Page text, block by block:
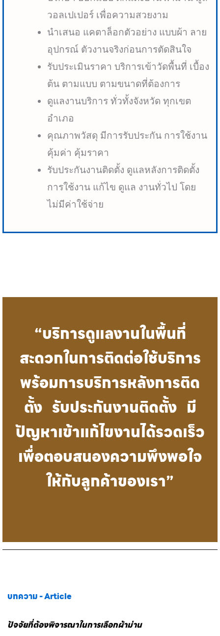
วอลเปเปอร์ เพื่อความสวยงาม
นำเสนอ แคตาล็อกตัวอย่าง แบบผ้า ลาย
อุปกรณ์ ตัวงานจริงก่อนการตัดสินใจ
รับประเมินราคา บริการเข้าวัดพื้นที่ เบื้อง
ต้น ตามแบบ ตามขนาดที่ต้องการ
ดูแลงานบริการ ทั่วทั้งจังหวัด ทุกเขต
อำเภอ
คุณภาพวัสดุ มีการรับประกัน การใช้งาน
คุ้มค่า คุ้มราคา
รับประกันงานติดตั้ง ดูแลหลังการติดตั้ง
การใช้งาน แก้ไข ดูแล งานทั่วไป โดย
ไม่มีค่าใช้จ่าย
“บริการดูแลงานในพื้นที่
สะดวกในการติดต่อใช้บริการ
พร้อมการบริการหลังการติด
ตั้ง รับประกันงานติดตั้ง มี
ปัญหาเข้าแก้ไขงานได้รวดเร็ว
เพื่อตอบสนองความพึงพอใจ
ให้กับลูกค้าของเรา”
บทความ - Article
ปัจจัยที่ต้องพิจารณาในการเลือกผ้าม่าน